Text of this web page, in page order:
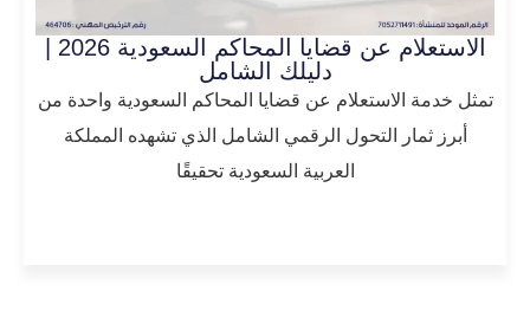
دليلك الشامل
تمثل خدمة الاستعلام عن قضايا المحاكم السعودية واحدة من
أبرز ثمار التحول الرقمي الشامل الذي تشهده المملكة
العربية السعودية تحقيقًا